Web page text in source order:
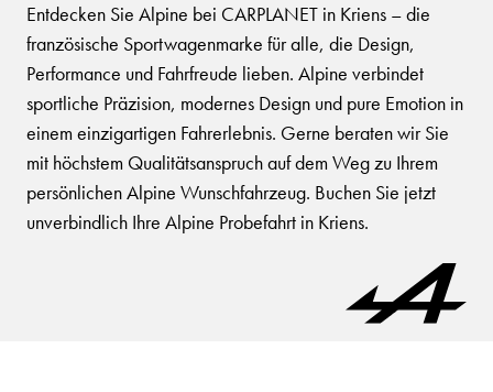
Entdecken Sie Alpine bei CARPLANET in Kriens – die
französische Sportwagenmarke für alle, die Design,
Performance und Fahrfreude lieben. Alpine verbindet
sportliche Präzision, modernes Design und pure Emotion in
einem einzigartigen Fahrerlebnis. Gerne beraten wir Sie
mit höchstem Qualitätsanspruch auf dem Weg zu Ihrem
persönlichen Alpine Wunschfahrzeug. Buchen Sie jetzt
unverbindlich Ihre Alpine Probefahrt in Kriens.